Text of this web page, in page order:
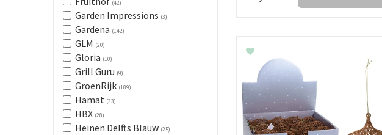
(42)
Garden Impressions (3)
Gardena (142)
GLM (20)
Gloria (10)
Grill Guru (9)
GroenRijk (189)
Hamat (33)
HBX (28)
Heinen Delfts Blauw (25)